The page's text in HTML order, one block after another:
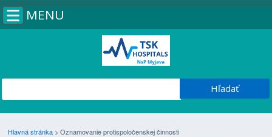
MENU
Hlavná stránka > Oznamovanie protispoločenskej činnosti